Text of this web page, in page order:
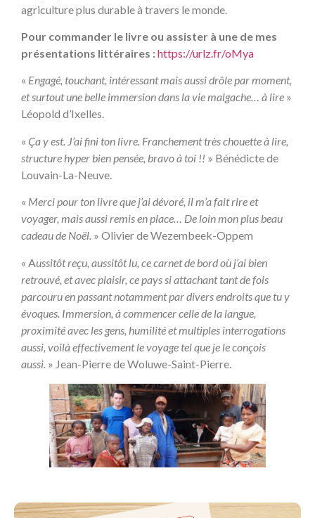
agriculture plus durable à travers le monde.
Pour commander le livre ou assister à une de mes
présentations littéraires :https://urlz.fr/oMya
« Engagé, touchant, intéressant mais aussi drôle par moment,
et surtout une belle immersion dans la vie malgache… à lire »
Léopold d’Ixelles.
« Ça y est. J’ai fini ton livre. Franchement très chouette à lire,
structure hyper bien pensée, bravo à toi !! » Bénédicte de
Louvain-La-Neuve.
« Merci pour ton livre que j’ai dévoré, il m’a fait rire et
voyager, mais aussi remis en place… De loin mon plus beau
cadeau de Noël. » Olivier de Wezembeek-Oppem
« Aussitôt reçu, aussitôt lu, ce carnet de bord où j’ai bien
retrouvé, et avec plaisir, ce pays si attachant tant de fois
parcouru en passant notamment par divers endroits que tu y
évoques. Immersion, à commencer celle de la langue,
proximité avec les gens, humilité et multiples interrogations
aussi, voilà effectivement le voyage tel que je le conçois
aussi. » Jean-Pierre de Woluwe-Saint-Pierre.